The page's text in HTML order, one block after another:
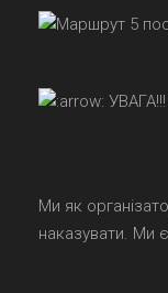
Ми як
наказувати. Ми